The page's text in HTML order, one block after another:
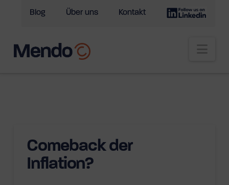
Blog Über uns Kontakt
Comeback der
Inflation?